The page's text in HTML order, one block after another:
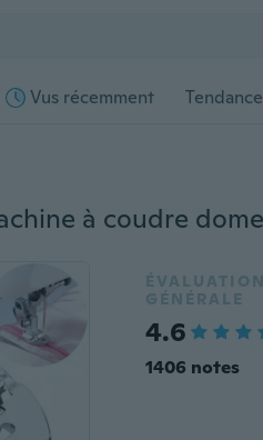
Vus récemment Tendance
ÉVALUATION
GÉNÉRALE
4.6
1406 notes